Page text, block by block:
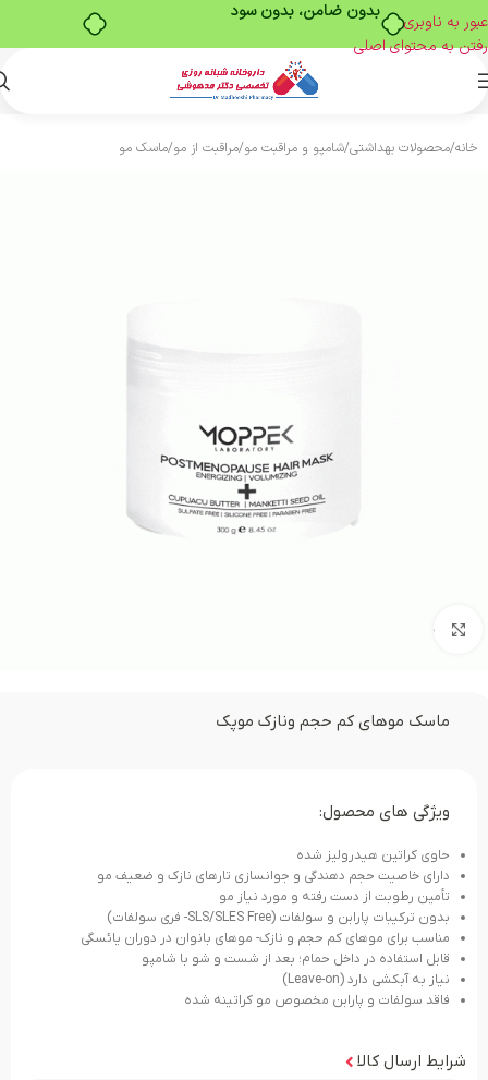
بدون ضامن، بدون سود
عبور به ناوبری
رفتن به محتوای اصلی
خانه/محصولات بهداشتی/شامپو و مراقبت مو/مراقبت از مو/ماسک مو
بزرگنمایی تصویر
ماسک موهای کم حجم ونازک موپک
ویژگی های محصول:
حاوی کراتین هیدرولیز شده
دارای خاصیت حجم دهندگی و جوانسازی تارهای نازک و ضعیف مو
تأمین رطوبت از دست رفته و مورد نیاز مو
بدون ترکیبات پارابن و سولفات (SLS/SLES Free- فری سولفات)
مناسب برای موهای کم حجم و نازک- موهای بانوان در دوران یائسگی
قابل استفاده در داخل حمام؛ بعد از شست و شو با شامپو
نیاز به آبکشی دارد (Leave-on)
فاقد سولفات و پارابن مخصوص مو کراتینه شده
شرایط ارسال کالا